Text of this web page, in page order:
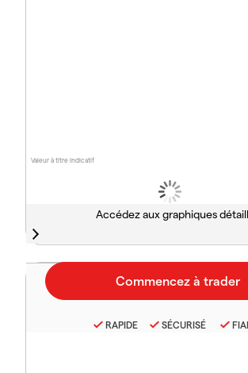
Valeur à titre indicatif
Accédez aux graphiques
RAPIDE SÉCURISÉ